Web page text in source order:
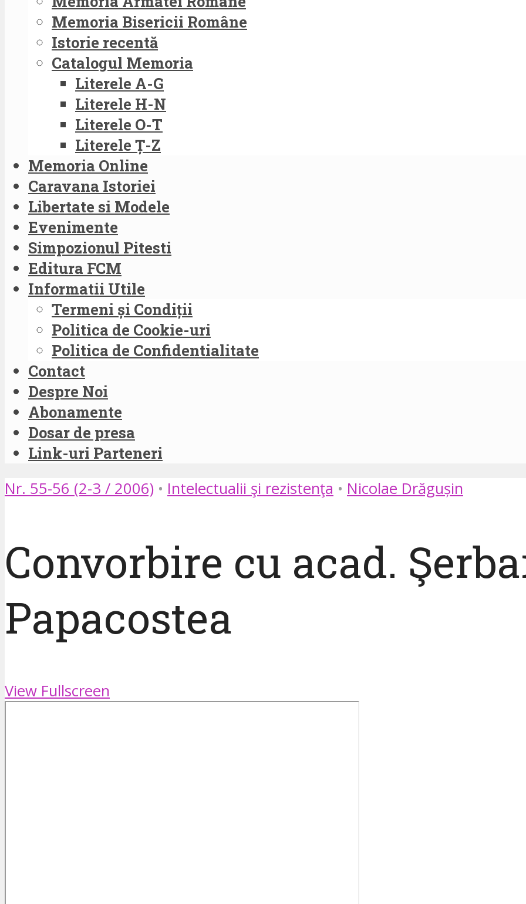
Memoria Bisericii Române
Istorie recentă
Catalogul Memoria
Literele A-G
Literele H-N
Literele O-T
Literele Ț-Z
Memoria Online
Caravana Istoriei
Libertate si Modele
Evenimente
Simpozionul Pitesti
Editura FCM
Informatii Utile
Termeni și Condiții
Politica de Cookie-uri
Politica de Confidentialitate
Contact
Despre Noi
Abonamente
Dosar de presa
Link-uri Parteneri
Nr. 55-56 (2-3 / 2006) • Intelectualii şi rezistenţa • Nicolae Drăgușin
Convorbire cu acad.
Papacostea
View Fullscreen